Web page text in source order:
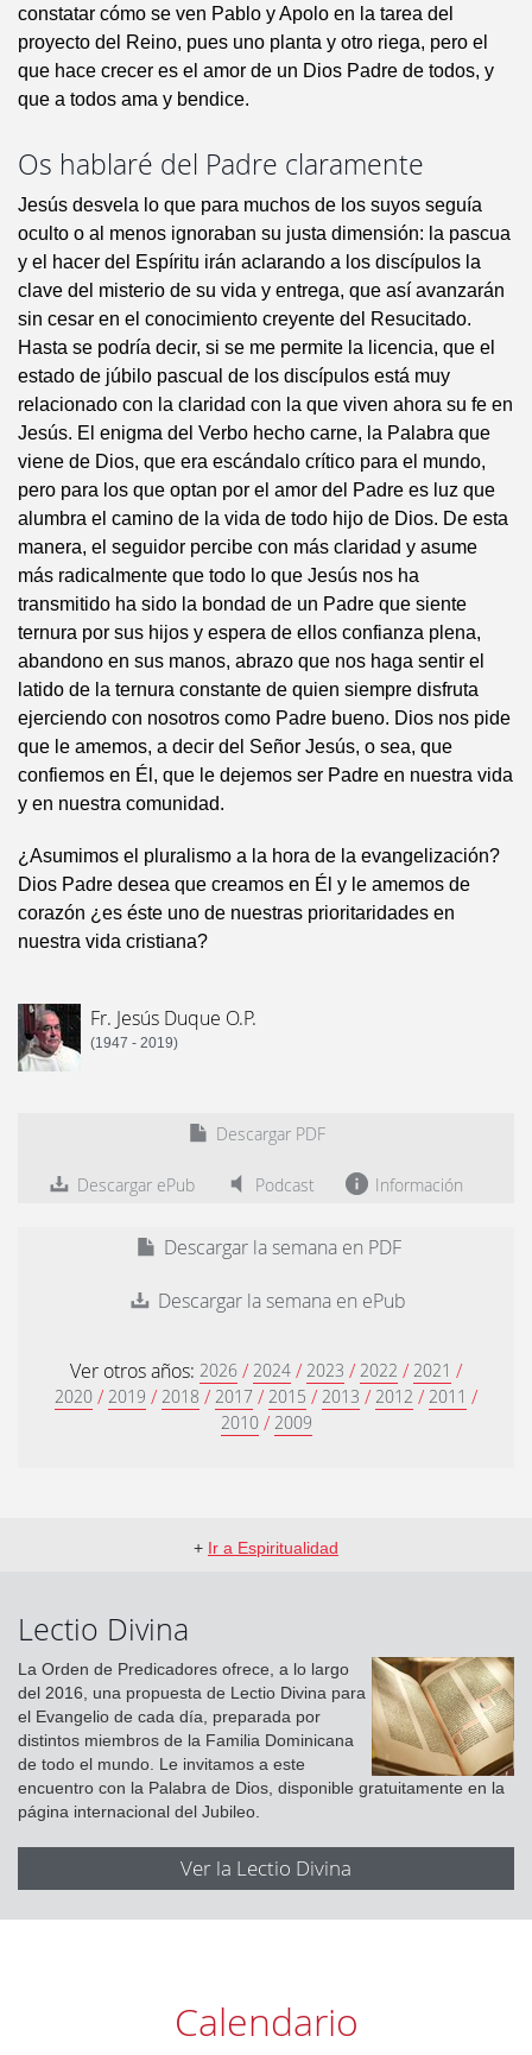
constatar cómo se ven Pablo y Apolo en la tarea del
proyecto del Reino, pues uno planta y otro riega, pero el
que hace crecer es el amor de un Dios Padre de todos, y
que a todos ama y bendice.
Os hablaré del Padre claramente
Jesús desvela lo que para muchos de los suyos seguía
oculto o al menos ignoraban su justa dimensión: la pascua
y el hacer del Espíritu irán aclarando a los discípulos la
clave del misterio de su vida y entrega, que así avanzarán
sin cesar en el conocimiento creyente del Resucitado.
Hasta se podría decir, si se me permite la licencia, que el
estado de júbilo pascual de los discípulos está muy
relacionado con la claridad con la que viven ahora su fe en
Jesús. El enigma del Verbo hecho carne, la Palabra que
viene de Dios, que era escándalo crítico para el mundo,
pero para los que optan por el amor del Padre es luz que
alumbra el camino de la vida de todo hijo de Dios. De esta
manera, el seguidor percibe con más claridad y asume
más radicalmente que todo lo que Jesús nos ha
transmitido ha sido la bondad de un Padre que siente
ternura por sus hijos y espera de ellos confianza plena,
abandono en sus manos, abrazo que nos haga sentir el
latido de la ternura constante de quien siempre disfruta
ejerciendo con nosotros como Padre bueno. Dios nos pide
que le amemos, a decir del Señor Jesús, o sea, que
confiemos en Él, que le dejemos ser Padre en nuestra vida
y en nuestra comunidad.
¿Asumimos el pluralismo a la hora de la evangelización?
Dios Padre desea que creamos en Él y le amemos de
corazón ¿es éste uno de nuestras prioritaridades en
nuestra vida cristiana?
Fr. Jesús Duque O.P.
(1947 - 2019)
Descargar PDF
Descargar ePub Podcast Información
Descargar la semana en PDF
Descargar la semana en ePub
Ver otros años: 2026 / 2024 / 2023 / 2022 / 2021 /
2020 / 2019 / 2018 / 2017 / 2015 / 2013 / 2012 / 2011 /
2010 / 2009
+ Ir a Espiritualidad
Lectio Divina
La Orden de Predicadores ofrece, a lo largo
del 2016, una propuesta de Lectio Divina para
el Evangelio de cada día, preparada por
distintos miembros de la Familia Dominicana
de todo el mundo. Le invitamos a este
encuentro con la Palabra de Dios, disponible gratuitamente en la
página internacional del Jubileo.
Ver la Lectio Divina
Calendario